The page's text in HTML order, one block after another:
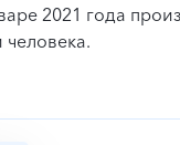
2021 года
человека.